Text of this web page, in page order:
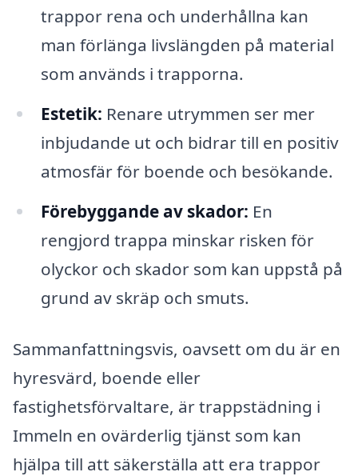
trappor rena och underhållna kan
man förlänga livslängden på material
som används i trapporna.
Estetik: Renare utrymmen ser mer
inbjudande ut och bidrar till en positiv
atmosfär för boende och besökande.
Förebyggande av skador: En
rengjord trappa minskar risken för
olyckor och skador som kan uppstå på
grund av skräp och smuts.
Sammanfattningsvis, oavsett om du är en
hyresvärd, boende eller
fastighetsförvaltare, är trappstädning i
Immeln en ovärderlig tjänst som kan
hjälpa till att säkerställa att era trappor